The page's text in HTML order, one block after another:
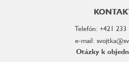
Telefón: +421 233
e-mail:
Otázky k